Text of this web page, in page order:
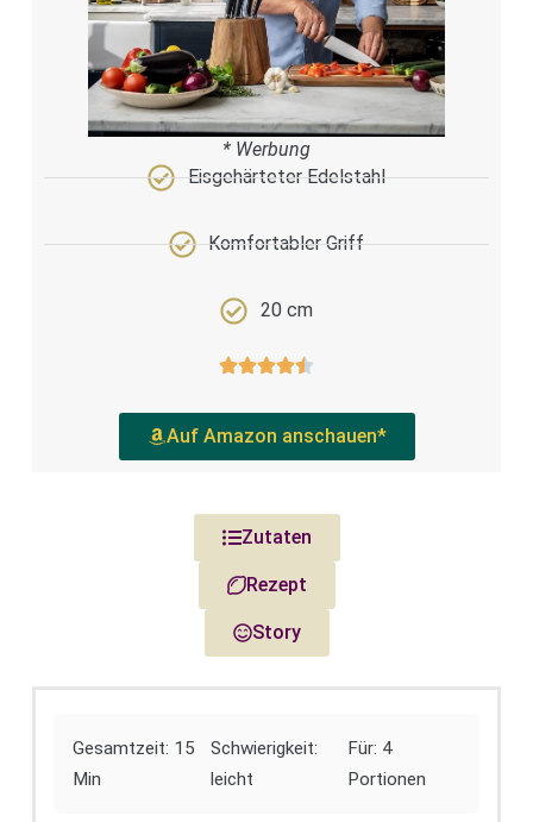
* Werbung
Eisgehärteter Edelstahl
Komfortabler Griff
20 cm
Auf Amazon anschauen*
Zutaten
Rezept
Story
Gesamtzeit: 15
Min
Schwierigkeit:
leicht
Für: 4
Portionen